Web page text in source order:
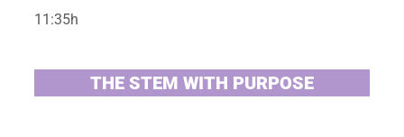
11:35h
THE STEM WITH PURPOSE